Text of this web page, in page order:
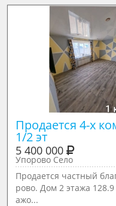
Продается 4-х
1/2 эт
5 400 000
Упорово Село
Продается частный
рово. Дом 2 этажа
ажо...